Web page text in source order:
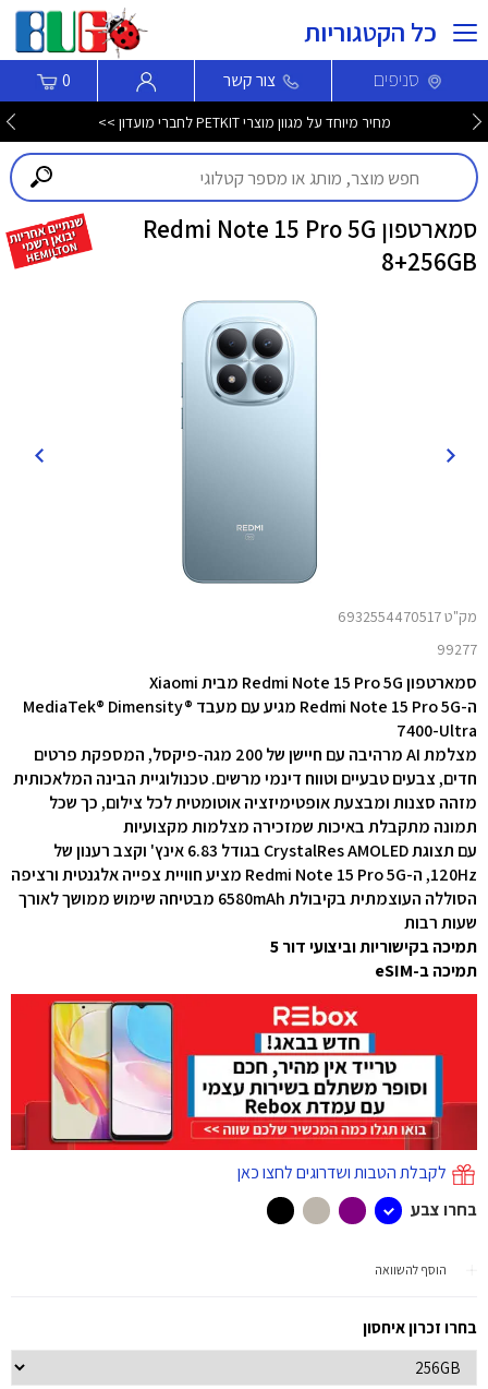
כל הקטגוריות
סניפים צור קשר 0
מחיר מיוחד על מגוון מוצרי PETKIT לחברי מועדון >>
סמארטפון Redmi Note 15 Pro 5G
8+256GB
מק"ט 6932554470517
99277
סמארטפון Redmi Note 15 Pro 5G מבית Xiaomi
ה-Redmi Note 15 Pro 5G מגיע עם מעבד MediaTek® Dimensity®
7400-Ultra
מצלמת AI מרהיבה עם חיישן של 200 מגה-פיקסל, המספקת פרטים
חדים, צבעים טבעיים וטווח דינמי מרשים. טכנולוגיית הבינה המלאכותית
מזהה סצנות ומבצעת אופטימיזציה אוטומטית לכל צילום, כך שכל
תמונה מתקבלת באיכות שמזכירה מצלמות מקצועיות
עם תצוגת CrystalRes AMOLED בגודל ‎6.83‎ אינץ' וקצב רענון של
‎120Hz‎, ה-Redmi Note 15 Pro 5G מציע חוויית צפייה אלגנטית ורציפה
הסוללה העוצמתית בקיבולת ‎6580mAh‎ מבטיחה שימוש ממושך לאורך
שעות רבות
תמיכה בקישוריות וביצועי דור 5
תמיכה ב-eSIM
לקבלת הטבות ושדרוגים לחצו כאן
בחרו צבע
הוסף להשוואה
בחרו זכרון איחסון